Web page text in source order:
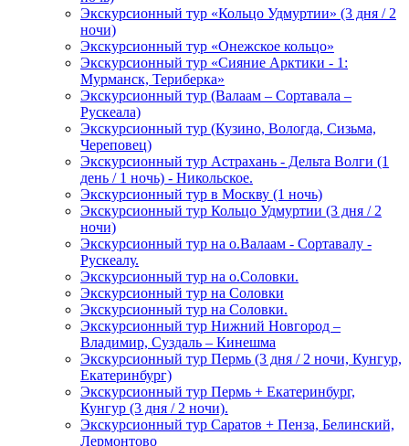
Экскурсионный тур «Кольцо Удмуртии» (3 дня / 2
ночи)
Экскурсионный тур «Онежское кольцо»
Экскурсионный тур «Сияние Арктики - 1:
Мурманск, Териберка»
Экскурсионный тур (Валаам – Сортавала –
Рускеала)
Экскурсионный тур (Кузино, Вологда, Сизьма,
Череповец)
Экскурсионный тур Астрахань - Дельта Волги (1
день / 1 ночь) - Никольское.
Экскурсионный тур в Москву (1 ночь)
Экскурсионный тур Кольцо Удмуртии (3 дня / 2
ночи)
Экскурсионный тур на о.Валаам - Сортавалу -
Рускеалу.
Экскурсионный тур на о.Соловки.
Экскурсионный тур на Соловки
Экскурсионный тур на Соловки.
Экскурсионный тур Нижний Новгород –
Владимир, Суздаль – Кинешма
Экскурсионный тур Пермь (3 дня / 2 ночи, Кунгур,
Екатеринбург)
Экскурсионный тур Пермь + Екатеринбург,
Кунгур (3 дня / 2 ночи).
Экскурсионный тур Саратов + Пенза, Белинский,
Лермонтово